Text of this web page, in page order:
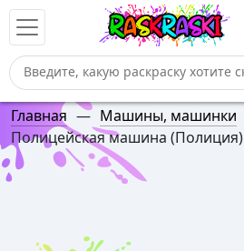
Главная — Машины, машинки
Полицейская машина (Полиция)